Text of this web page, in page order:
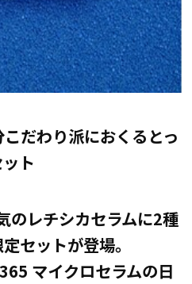
だわり派におくるとっ
ト
のレチシカセラムに2種
セットが登場。
マイクロセラムの日